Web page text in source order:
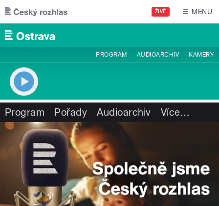
Přejít k hlavnímu obsahu
ŽIVĚ MENU
PROGRAM AUDIOARCHIV KAMERY
Program Pořady Audioarchiv Více…